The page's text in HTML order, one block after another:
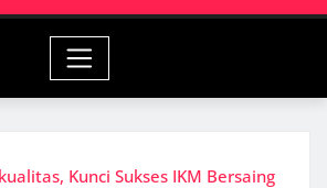
Kunci Sukses IKM Bersaing